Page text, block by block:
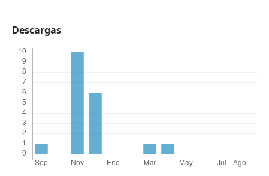
Descargas